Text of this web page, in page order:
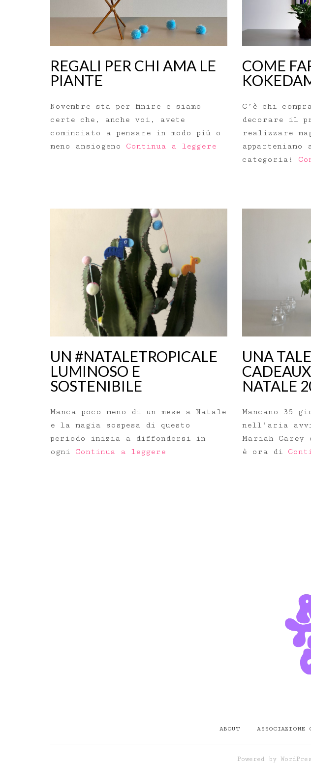
REGALI PER CHI AMA LE
PIANTE
Novembre sta per finire e siamo
certe che, anche voi, avete
cominciato a pensare in modo più o
meno ansiogeno Continua a leggere
COME
C’è chi
decorare il
realizzare
apparteniamo
categoria!
UN #NATALETROPICALE
LUMINOSO E
SOSTENIBILE
Manca poco meno di un mese a Natale
e la magia sospesa di questo
periodo inizia a diffondersi in
ogni Continua a leggere
UNA
NATALE
Mancano 35
nell’aria
Mariah Carey
è ora di
ABOUT ASSOCIAZIONE
Powered by